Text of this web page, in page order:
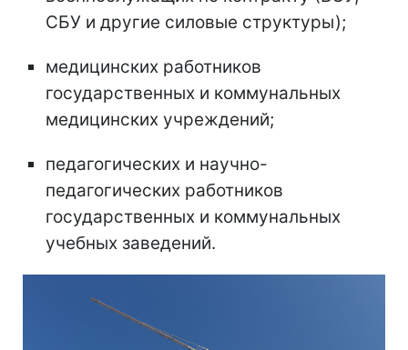
СБУ и другие силовые структуры);
медицинских работников
государственных и коммунальных
медицинских учреждений;
педагогических и научно-
педагогических работников
государственных и коммунальных
учебных заведений.